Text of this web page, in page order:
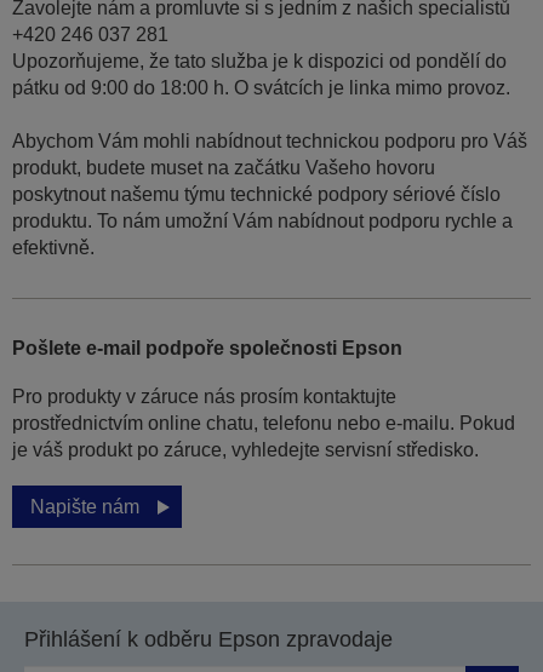
Zavolejte nám a promluvte si s jedním z našich specialistů
+420 246 037 281
Upozorňujeme, že tato služba je k dispozici od pondělí do
pátku od 9:00 do 18:00 h. O svátcích je linka mimo provoz.
Abychom Vám mohli nabídnout technickou podporu pro Váš
produkt, budete muset na začátku Vašeho hovoru
poskytnout našemu týmu technické podpory sériové číslo
produktu. To nám umožní Vám nabídnout podporu rychle a
efektivně.
Pošlete e-mail podpoře společnosti Epson
Pro produkty v záruce nás prosím kontaktujte
prostřednictvím online chatu, telefonu nebo e-mailu. Pokud
je váš produkt po záruce, vyhledejte servisní středisko.
Napište nám
Přihlášení k odběru Epson zpravodaje